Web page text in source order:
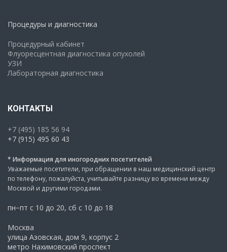
Процедуры и диагностика
Процедурный кабинет
Флуоресцентная диагностика опухолей
УЗИ
Лабораторная диагностика
КОНТАКТЫ
+7 (495) 185 56 94
+7 (915) 495 60 43
* Информация для иногородних посетителей
Уважаемые посетители, при обращении в наш медицинский центр
по телефону, пожалуйста, учитывайте разницу во времени между
Москвой и другими городами.
пн−пт с 10 до 20, сб с 10 до 18
Москва
улица Азовская, дом 9, корпус 2
метро Нахимовский проспект